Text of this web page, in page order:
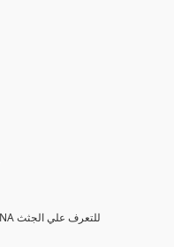
(19) تحاليل بقايا العظام وأشلاء الجثث وتحليل DNA للتعرف علي الجثث